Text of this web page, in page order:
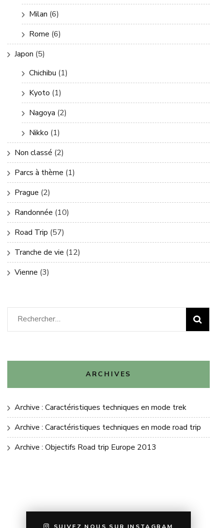
Milan (6)
Rome (6)
Japon (5)
Chichibu (1)
Kyoto (1)
Nagoya (2)
Nikko (1)
Non classé (2)
Parcs à thème (1)
Prague (2)
Randonnée (10)
Road Trip (57)
Tranche de vie (12)
Vienne (3)
Rechercher :
ARCHIVES
Archive : Caractéristiques techniques en mode trek
Archive : Caractéristiques techniques en mode road trip
Archive : Objectifs Road trip Europe 2013
SUIVEZ NOUS SUR INSTAGRAM